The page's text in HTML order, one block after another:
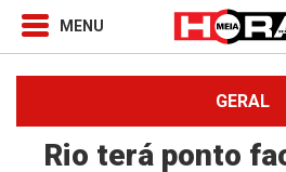
GERAL
Rio terá ponto